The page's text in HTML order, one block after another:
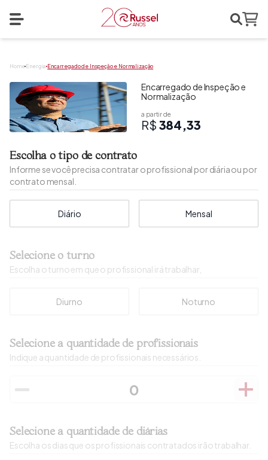
Abrir menu
Home
Search
Home Energia Encarregado de Inspeção e Normalização
Encarregado de Inspeção e
Normalização
a partir de
R$ 384,33
Escolha o tipo de contrato
Informe se você precisa contratar o profissional por diária ou por
contrato mensal.
Diário Mensal
Selecione o turno
Escolha o turno em que o profissional irá trabalhar,
Diurno Noturno
Selecione a quantidade de profissionais
Indique a quantidade de profissionais necessários.
Selecione a quantidade de diárias
Escolha os dias que os profissionais contratados irão trabalhar.